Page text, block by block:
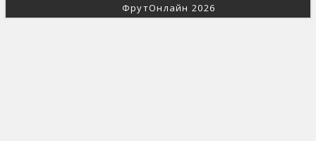
ФрутОнлайн 2026